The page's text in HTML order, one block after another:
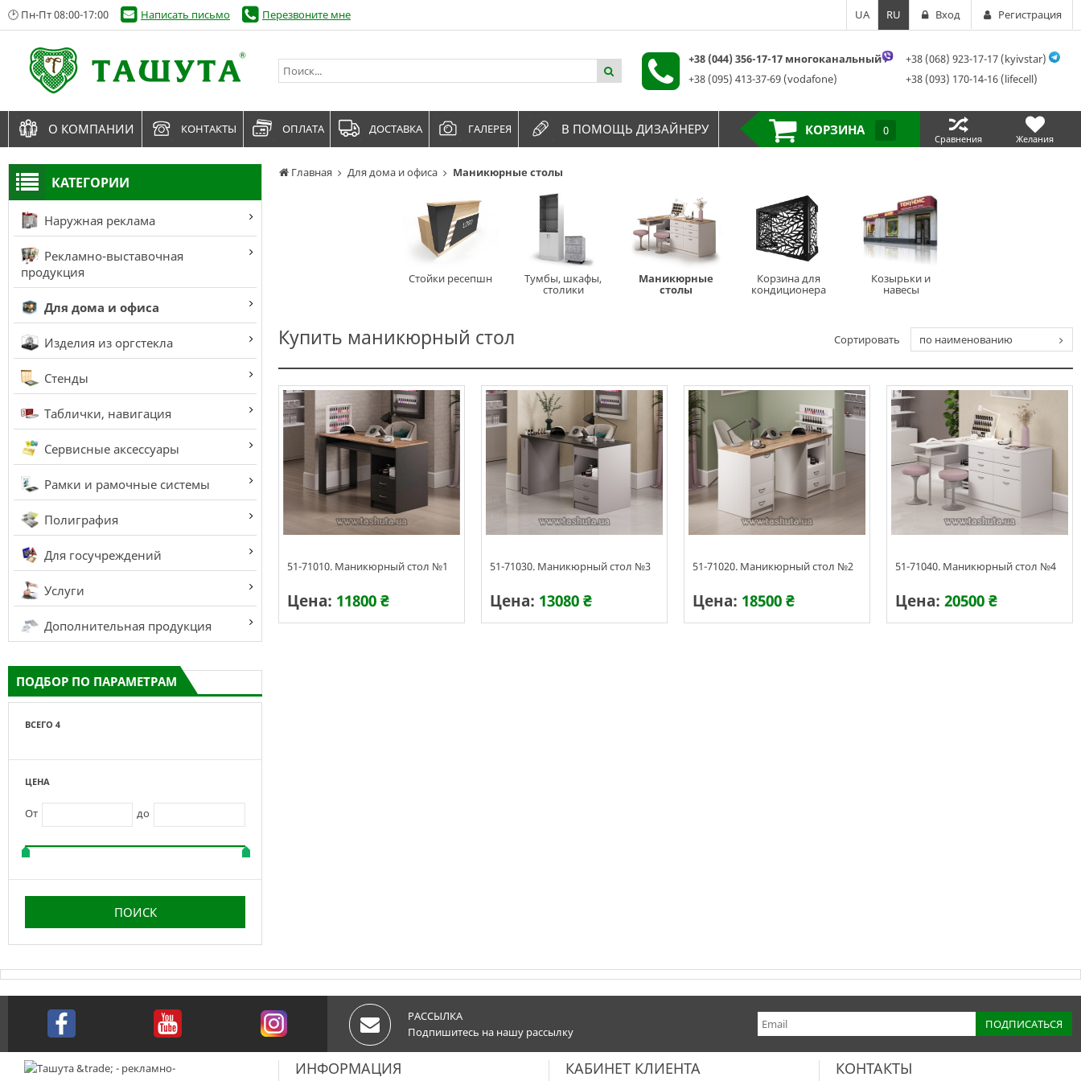
КАТЕГОРИИ
Наружная реклама
Рекламно-выставочная
продукция
Для дома и офиса
Изделия из оргстекла
Стенды
Таблички, навигация
Сервисные аксессуары
Рамки и рамочные системы
Полиграфия
Для госучреждений
Услуги
Дополнительная продукция
ПОДБОР ПО ПАРАМЕТРАМ
ВСЕГО 4
ЦЕНА
От до
Главная Для дома и офиса Маникюрные столы
Стойки ресепшн Тумбы, шкафы,
столики
Маникюрные
столы
Корзина для
кондиционера
Козырьки и
навесы
Сортировать по наименованию
Купить маникюрный стол
51-71010. Маникюрный стол №1
Цена: 11800 ₴
51-71030. Маникюрный стол №3
Цена: 13080 ₴
51-71020. Маникюрный стол №2
Цена: 18500 ₴
51-71040. Маникюрный стол №4
Цена: 20500 ₴
🕑 Пн-Пт 08:00-17:00 Написать письмо Перезвоните мне UA RU Вход Регистрация
+38 (044) 356-17-17 многоканальный
+38 (095) 413-37-69 (vodafone)
+38 (068) 923-17-17 (kyivstar)
+38 (093) 170-14-16 (lifecell)
О КОМПАНИИ КОНТАКТЫ ОПЛАТА ДОСТАВКА ГАЛЕРЕЯ В ПОМОЩЬ ДИЗАЙНЕРУ КОРЗИНА 0
Сравнения Желания
РАССЫЛКА
Подпишитесь на нашу рассылку
ИНФОРМАЦИЯ КАБИНЕТ КЛИЕНТА КОНТАКТЫ